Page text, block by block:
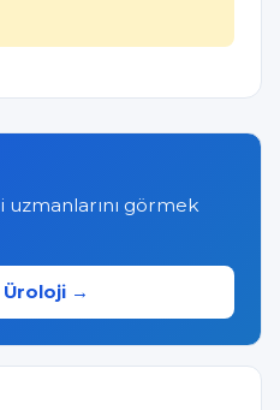
görmek
Üroloji →